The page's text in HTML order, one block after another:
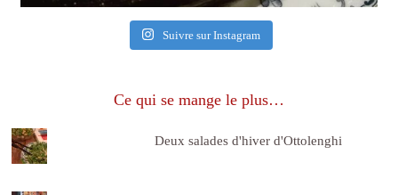
Suivre sur Instagram
Ce qui se mange le plus…
Deux salades d'hiver d'Ottolenghi